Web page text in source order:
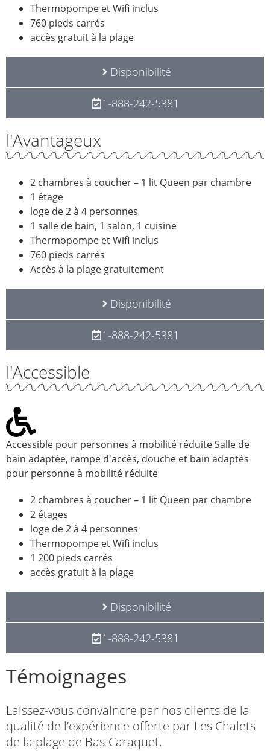
Thermopompe et Wifi inclus
760 pieds carrés
accès gratuit à la plage
Disponibilité
1-888-242-5381
l'Avantageux
2 chambres à coucher – 1 lit Queen par chambre
1 étage
loge de 2 à 4 personnes
1 salle de bain, 1 salon, 1 cuisine
Thermopompe et Wifi inclus
760 pieds carrés
Accès à la plage gratuitement
Disponibilité
1-888-242-5381
l'Accessible
Accessible pour personnes à mobilité réduiteSalle de
bain adaptée, rampe d'accès, douche et bain adaptés
pour personne à mobilité réduite
2 chambres à coucher – 1 lit Queen par chambre
2 étages
loge de 2 à 4 personnes
Thermopompe et Wifi inclus
1 200 pieds carrés
accès gratuit à la plage
Disponibilité
1-888-242-5381
Témoignages
Laissez-vous convaincre par nos clients de la
qualité de l’expérience offerte par Les Chalets
de la plage de Bas-Caraquet.